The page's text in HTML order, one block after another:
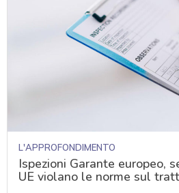
L'APPROFONDIMENTO
Ispezioni Garante europeo,
UE violano le norme sul